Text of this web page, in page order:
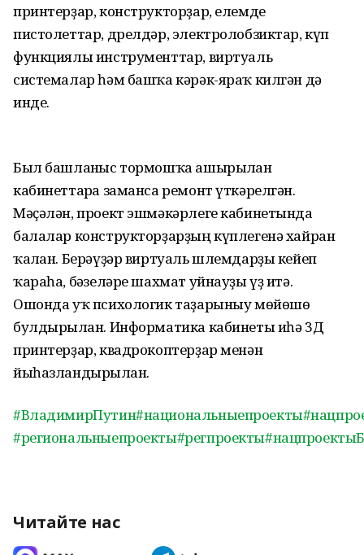
принтерҙар, конструкторҙар, елемде
пистолеттар, дрелдәр, электролобзиктар, күп
функциялы инструменттар, виртуаль
системалар һәм башҡа кәрәк-яраҡ килгән дә
инде.
Был башланғыс тормошҡа ашырылған
кабинеттарға заманса ремонт үткәрелгән.
Мәҫәлән, проект эшмәкәрлеге кабинетында
балалар конструкторҙарҙың күплегенә хайран
ҡалған. Берәүҙәр виртуаль шлемдарҙы кейеп
ҡараһа, бәғзеләре шахмат уйнауҙы үҙ итә.
Ошонда уҡ психологик таҙарыныу мөйөшө
булдырылған. Информатика кабинеты иһә 3Д
принтерҙар, квадрокоптерҙар менән
йыһазландырылған.
#ВладимирПутин#национальныепроекты
#региональныепроекты#регпроекты
Читайте нас